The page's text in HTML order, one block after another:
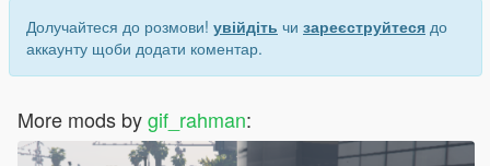
Долучайтеся до розмови! увійдіть чи зареєструйтеся до
аккаунту щоби додати коментар.
More mods bygif_rahman: